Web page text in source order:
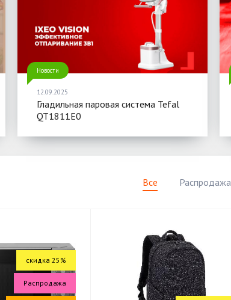
Новости
12.09.2025
Гладильная паровая система Tefal
QT1811E0
Все Распродажа
скидка 25%
Распродажа